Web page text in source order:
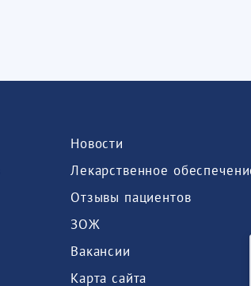
Новости
Лекарственное
Отзывы пациентов
ЗОЖ
Вакансии
Карта сайта